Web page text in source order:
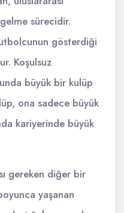
sürecidir.
gösterdiği
Koşulsuz
büyük bir kulüp
ona sadece büyük
kariyerinde büyük
gereken diğer bir
yaşanan